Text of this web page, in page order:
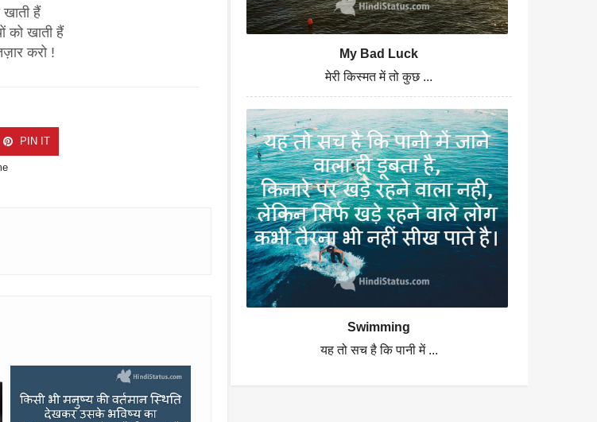
खाती हैं
को खाती हैं
करो !
PIN IT
My Bad Luck
मेरी किस्मत में तो कुछ ...
Swimming
यह तो सच है कि पानी में ...